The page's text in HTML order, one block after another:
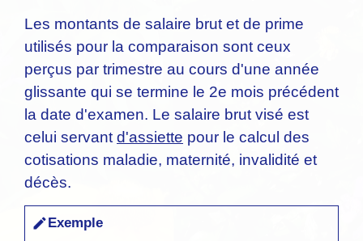
Les montants de salaire brut et de prime
utilisés pour la comparaison sont ceux
perçus par trimestre au cours d'une année
glissante qui se termine le 2e mois précédent
la date d'examen. Le salaire brut visé est
celui servant d'assiette pour le calcul des
cotisations maladie, maternité, invalidité et
décès.
editExemple